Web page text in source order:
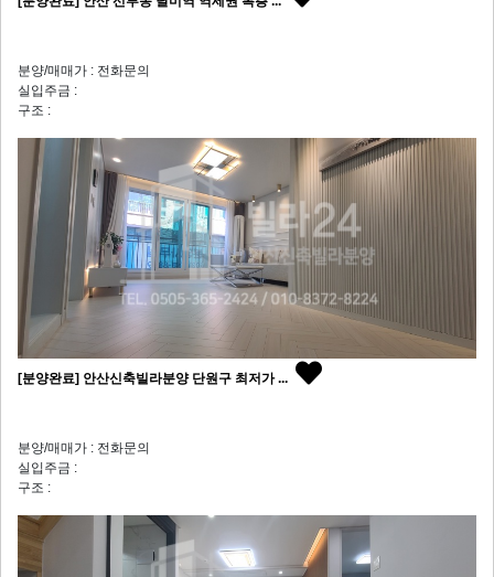
분양/매매가 : 전화문의
실입주금 :
구조 :
[분양완료] 안산신축빌라분양 단원구 최저가 ...
분양/매매가 : 전화문의
실입주금 :
구조 :